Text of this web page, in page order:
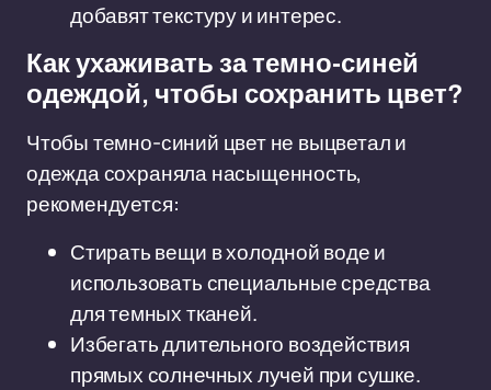
добавят текстуру и интерес.
Как ухаживать за темно-синей
одеждой, чтобы сохранить цвет?
Чтобы темно-синий цвет не выцветал и
одежда сохраняла насыщенность,
рекомендуется:
Стирать вещи в холодной воде и
использовать специальные средства
для темных тканей.
Избегать длительного воздействия
прямых солнечных лучей при сушке.